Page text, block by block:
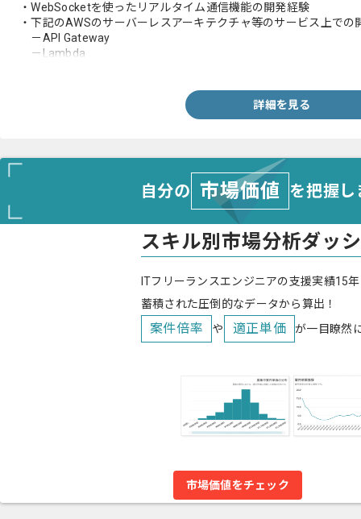
・WebSocketを使ったリアルタイム通信機能の開発経験
・下記のAWSのサーバーレスアーキテクチャ等のサービス上での
－API Gateway
－Lambda
詳細を見る
自分の 市場価値 を把握
スキル別市場分析ダッ
ITフリーランスエンジニアの支援実績15
蓄積された圧倒的なデータから算出！
案件倍率 や 適正単価 が一目瞭然
市場価値をチェック